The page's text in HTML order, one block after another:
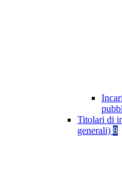
Titolari di
generali) 8